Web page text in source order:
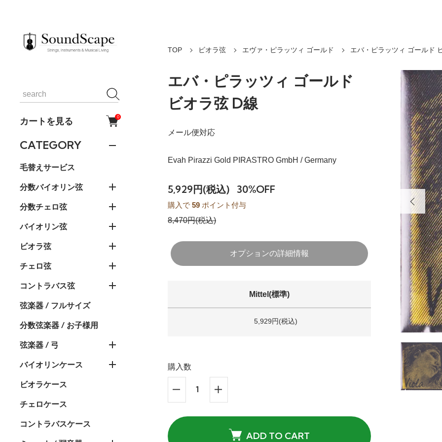
カートを見る 0
CATEGORY
毛替えサービス
分数バイオリン弦
分数チェロ弦
バイオリン弦
ビオラ弦
チェロ弦
コントラバス弦
弦楽器 / フルサイズ
分数弦楽器 / お子様用
弦楽器 / 弓
バイオリンケース
ビオラケース
チェロケース
コントラバスケース
TOP ビオラ弦 エヴァ・ピラッツィ ゴールド エバ・ピラッツィ ゴールド
エバ・ピラッツィ ゴールド
ビオラ弦 D線
メール便対応
Evah Pirazzi Gold PIRASTRO GmbH / Germany
5,929円(税込) 30%OFF
購入で 59 ポイント付与
8,470円(税込)
オプションの詳細情報
Mittel(標準)
5,929円(税込)
購入数
ADD TO CART